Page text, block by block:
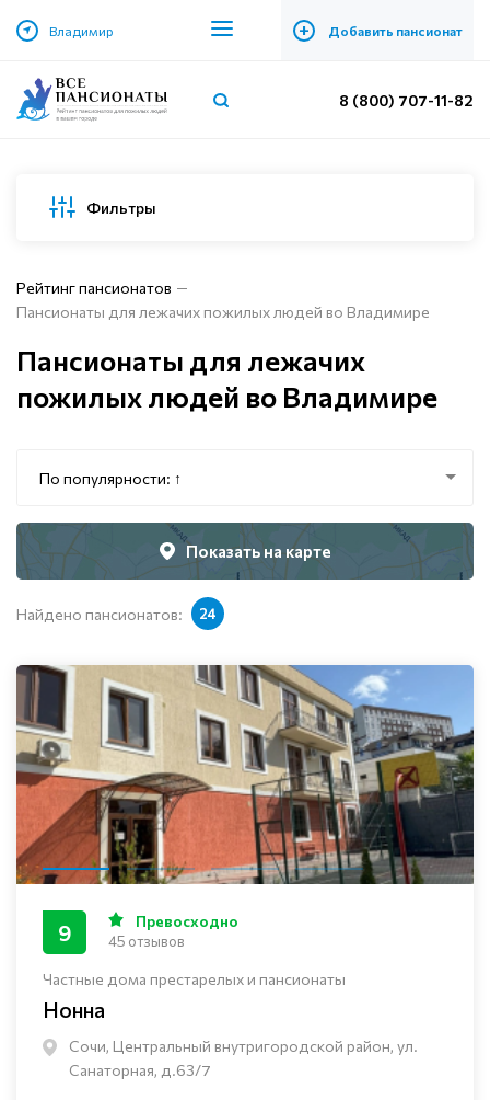
Владимир + Добавить пансионат
8 (800) 707-11-82
Фильтры
Рейтинг пансионатов
Пансионаты для лежачих пожилых людей во Владимире
Пансионаты для лежачих
пожилых людей во Владимире
По популярности: ↑
Показать на карте
Найдено пансионатов: 24
Частные дома престарелых и пансионаты
Нонна
Сочи, Центральный внутригородской район, ул.
Санаторная, д.63/7
9 Превосходно
45 отзывов